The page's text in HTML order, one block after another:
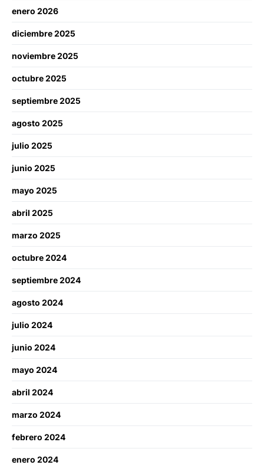
enero 2026
diciembre 2025
noviembre 2025
octubre 2025
septiembre 2025
agosto 2025
julio 2025
junio 2025
mayo 2025
abril 2025
marzo 2025
octubre 2024
septiembre 2024
agosto 2024
julio 2024
junio 2024
mayo 2024
abril 2024
marzo 2024
febrero 2024
enero 2024